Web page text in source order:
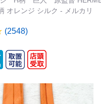
オレンジ シルク - メルカリ
(2548)